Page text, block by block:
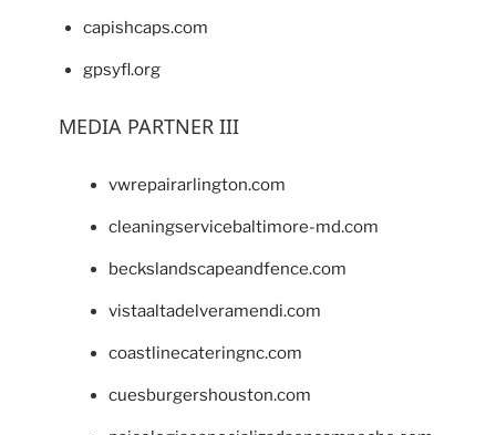
capishcaps.com
gpsyfl.org
MEDIA PARTNER III
vwrepairarlington.com
cleaningservicebaltimore-md.com
beckslandscapeandfence.com
vistaaltadelveramendi.com
coastlinecateringnc.com
cuesburgershouston.com